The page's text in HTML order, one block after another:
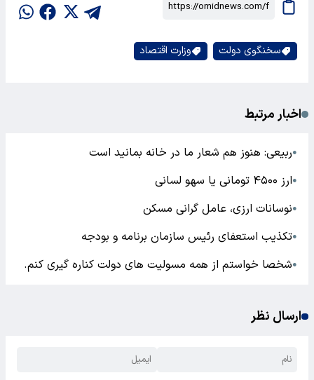
سخنگوی دولت وزارت اقتصاد
اخبار مرتبط
●ربیعی: هنوز هم شعار ما در خانه بمانید است
●ارز ۴۵۰۰ تومانی یا سهو لسانی
●نوسانات ارزی، عامل گرانی مسکن
●تکذیب استعفای رئیس سازمان برنامه و بودجه
●شخصا خواستم از همه مسولیت های دولت کناره گیری کنم.
ارسال نظر